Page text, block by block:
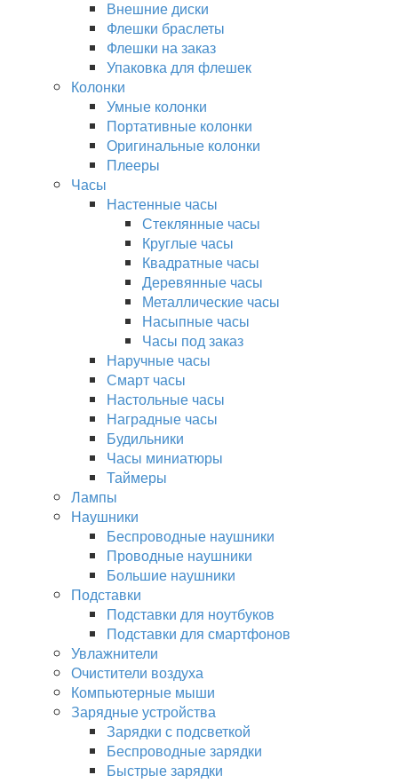
Внешние диски
Флешки браслеты
Флешки на заказ
Упаковка для флешек
Колонки
Умные колонки
Портативные колонки
Оригинальные колонки
Плееры
Часы
Настенные часы
Стеклянные часы
Круглые часы
Квадратные часы
Деревянные часы
Металлические часы
Насыпные часы
Часы под заказ
Наручные часы
Смарт часы
Настольные часы
Наградные часы
Будильники
Часы миниатюры
Таймеры
Лампы
Наушники
Беспроводные наушники
Проводные наушники
Большие наушники
Подставки
Подставки для ноутбуков
Подставки для смартфонов
Увлажнители
Очистители воздуха
Компьютерные мыши
Зарядные устройства
Зарядки с подсветкой
Беспроводные зарядки
Быстрые зарядки